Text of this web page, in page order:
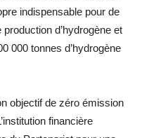
indispensable pour de
d’hydrogène et
000 tonnes d’hydrogène
objectif de zéro émission
financière